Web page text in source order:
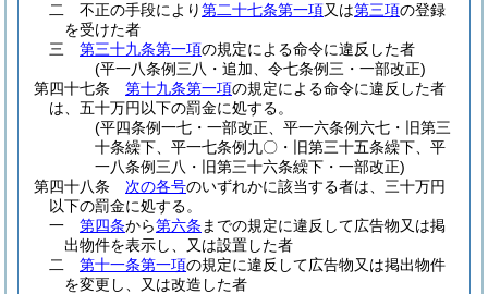
二
不正の手段により第二十七条第一項又は第三項の登録
を受けた者
三
第三十九条第一項の規定による命令に違反した者
(平一八条例三八・追加、令七条例三・一部改正)
第四十七条
第十九条第一項の規定による命令に違反した者
は、五十万円以下の罰金に処する。
(平四条例一七・一部改正、平一六条例六七・旧第三
十条繰下、平一七条例九〇・旧第三十五条繰下、平
一八条例三八・旧第三十六条繰下・一部改正)
第四十八条
次の各号のいずれかに該当する者は、三十万円
以下の罰金に処する。
一
第四条から第六条 までの規定に違反して広告物又は掲
出物件を表示し、又は設置した者
二
第十一条第一項の規定に違反して広告物又は掲出物件
を変更し、又は改造した者